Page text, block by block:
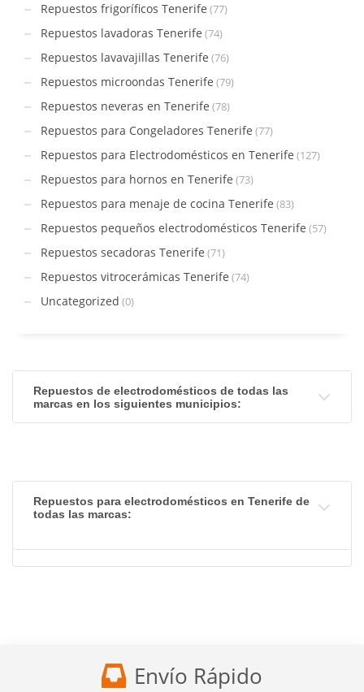
Repuestos frigoríficos Tenerife (77)
Repuestos lavadoras Tenerife (74)
Repuestos lavavajillas Tenerife (76)
Repuestos microondas Tenerife (79)
Repuestos neveras en Tenerife (78)
Repuestos para Congeladores Tenerife (77)
Repuestos para Electrodomésticos en Tenerife (127)
Repuestos para hornos en Tenerife (73)
Repuestos para menaje de cocina Tenerife (83)
Repuestos pequeños electrodomésticos Tenerife (57)
Repuestos secadoras Tenerife (71)
Repuestos vitrocerámicas Tenerife (74)
Uncategorized (0)
Repuestos de electrodomésticos de todas las
marcas en los siguientes municipios:
Repuestos para electrodomésticos en Tenerife de
todas las marcas:
Envío Rápido